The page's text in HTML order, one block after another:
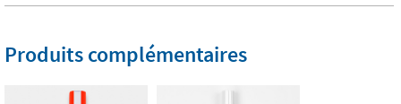
Produits complémentaires